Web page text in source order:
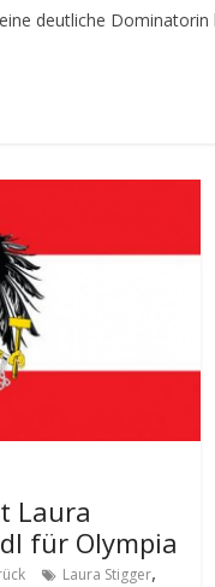
deutliche
Laura
für Olympia
Laura Stigger,